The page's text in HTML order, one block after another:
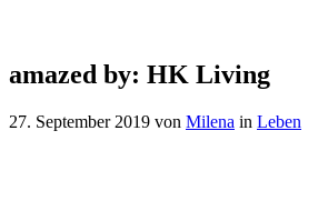
amazed by: HK Living
27. September 2019 von Milena in Leben